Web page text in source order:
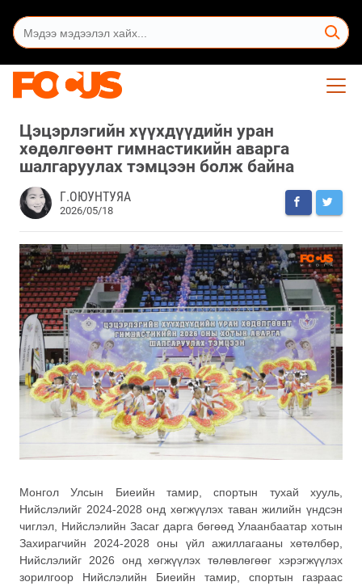
Цэцэрлэгийн хүүхдүүдийн уран
хөдөлгөөнт гимнастикийн аварга
шалгаруулах тэмцээн болж байна
Г.ОЮУНТУЯА
2026/05/18
Монгол Улсын Биеийн тамир, спортын тухай хууль,
Нийслэлийг 2024-2028 онд хөгжүүлэх таван жилийн үндсэн
чиглэл, Нийслэлийн Засаг дарга бөгөөд Улаанбаатар хотын
Захирагчийн 2024-2028 оны үйл ажиллагааны хөтөлбөр,
Нийслэлийг 2026 онд хөгжүүлэх төлөвлөгөөг хэрэгжүүлэх
зорилгоор Нийслэлийн Биеийн тамир, спортын газраас